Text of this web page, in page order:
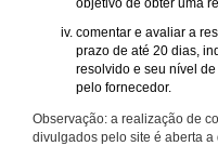
comentar e avaliar a
prazo de até 20 dias,
resolvido e seu nível
pelo fornecedor.
Observação: a realização de
divulgados pelo site é aberta